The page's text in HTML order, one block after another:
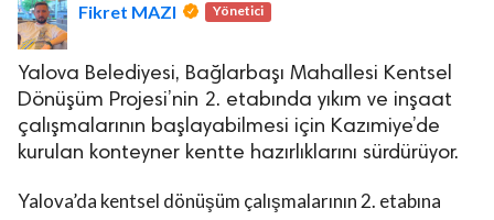
Fikret MAZI Yönetici
Yalova Belediyesi, Bağlarbaşı Mahallesi Kentsel
Dönüşüm Projesi’nin 2. etabında yıkım ve inşaat
çalışmalarının başlayabilmesi için Kazımiye’de
kurulan konteyner kentte hazırlıklarını sürdürüyor.
Yalova’da kentsel dönüşüm çalışmalarının 2. etabına